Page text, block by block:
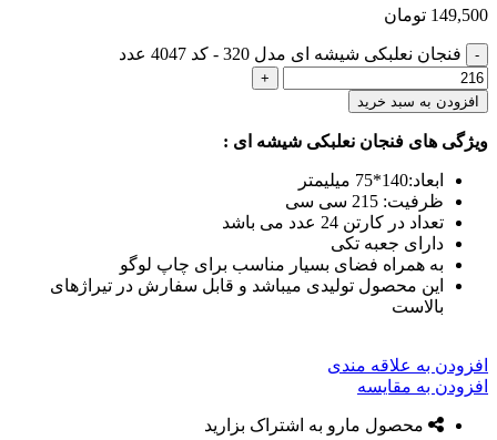
149,500 تومان
فنجان نعلبکی شیشه ای مدل 320 - کد 4047 عدد
افزودن به سبد خرید
ویژگی های فنجان نعلبکی شیشه ای :
ابعاد:140*75 میلیمتر
ظرفیت: 215 سی سی
تعداد در کارتن 24 عدد می باشد
دارای جعبه تکی
به همراه فضای بسیار مناسب برای چاپ لوگو
این محصول تولیدی میباشد و قابل سفارش در تیراژهای
بالاست
افزودن به علاقه مندی
افزودن به مقایسه
محصول مارو به اشتراک بزارید